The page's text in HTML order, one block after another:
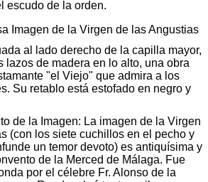
escudo de la orden.
Imagen de la Virgen de las Angustias
al lado derecho de la capilla mayor,
lazos de madera en lo alto, una obra
"el Viejo" que admira a los
Su retablo está estofado en negro y
de la Imagen: La imagen de la Virgen
(con los siete cuchillos en el pecho y
un temor devoto) es antiquísima y
de la Merced de Málaga. Fue
por el célebre Fr. Alonso de la